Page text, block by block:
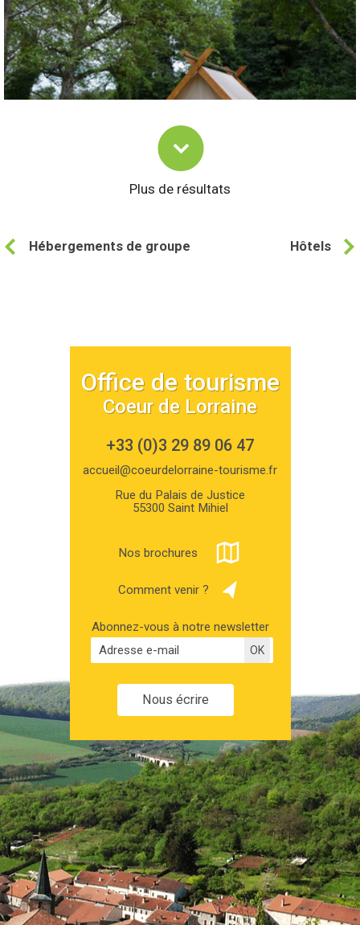
Plus de résultats
Hébergements de groupe Hôtels
Office de tourisme
Coeur de Lorraine
+33 (0)3 29 89 06 47
accueil@coeurdelorraine-tourisme.fr
Rue du Palais de Justice
55300 Saint Mihiel
Nos brochures
Comment venir ?
Abonnez-vous à notre newsletter
Nous écrire